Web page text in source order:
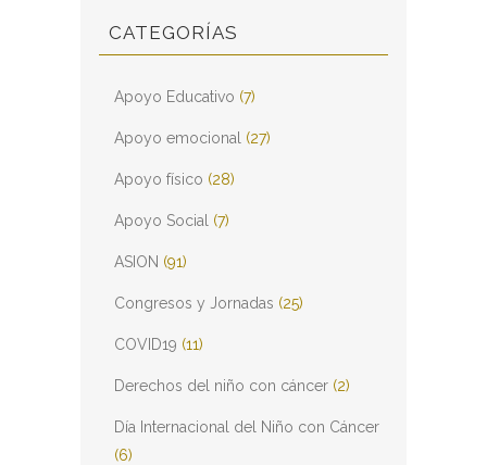
CATEGORÍAS
Apoyo Educativo (7)
Apoyo emocional (27)
Apoyo físico (28)
Apoyo Social (7)
ASION (91)
Congresos y Jornadas (25)
COVID19 (11)
Derechos del niño con cáncer (2)
Día Internacional del Niño con Cáncer
(6)